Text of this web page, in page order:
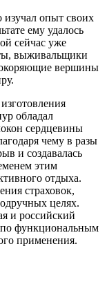
изучал опыт своих
ему удалось
сейчас уже
выживальщики
вершины
обладал
сердцевины
чему в разы
и создавалась
этим
отдыха.
страховок,
целях.
и российский
по функциональным
применения.